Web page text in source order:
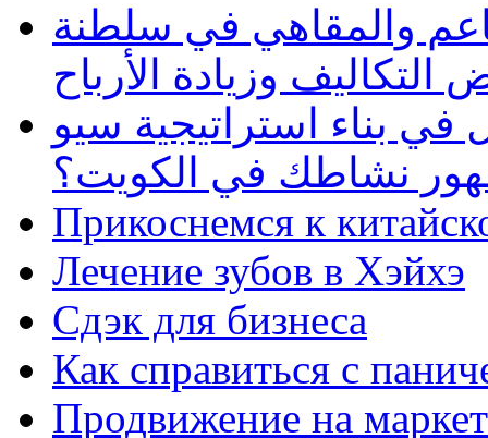
والمقاهي في سلطنة
وزيادة الأرباح
بناء استراتيجية سيو
نشاطك في الكويت؟
Прикоснемся к
Лечение зубов в Хэйхэ
Сдэк для бизнеса
Как справиться с
Продвижение на